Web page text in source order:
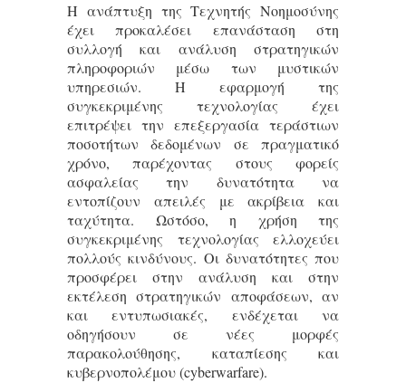
Η ανάπτυξη της Τεχνητής Νοημοσύνης
έχει προκαλέσει επανάσταση στη
συλλογή και ανάλυση στρατηγικών
πληροφοριών μέσω των μυστικών
υπηρεσιών. Η εφαρμογή της
συγκεκριμένης τεχνολογίας έχει
επιτρέψει την επεξεργασία τεράστιων
ποσοτήτων δεδομένων σε πραγματικό
χρόνο, παρέχοντας στους φορείς
ασφαλείας την δυνατότητα να
εντοπίζουν απειλές με ακρίβεια και
ταχύτητα. Ωστόσο, η χρήση της
συγκεκριμένης τεχνολογίας ελλοχεύει
πολλούς κινδύνους. Οι δυνατότητες που
προσφέρει στην ανάλυση και στην
εκτέλεση στρατηγικών αποφάσεων, αν
και εντυπωσιακές, ενδέχεται να
οδηγήσουν σε νέες μορφές
παρακολούθησης, καταπίεσης και
κυβερνοπολέμου (cyberwarfare).